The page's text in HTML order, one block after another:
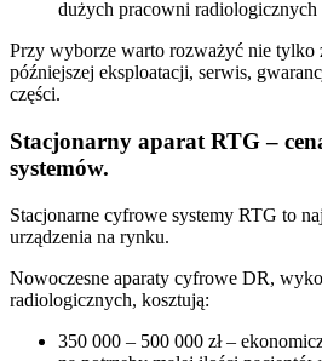
dużych pracowni radiologicznych
Przy wyborze warto rozważyć nie tylko
późniejszej eksploatacji, serwis,
części.
Stacjonarny aparat RTG –
systemów.
Stacjonarne cyfrowe systemy RTG to
urządzenia na rynku.
Nowoczesne aparaty cyfrowe DR,
radiologicznych, kosztują:
350 000 – 500 000 zł –